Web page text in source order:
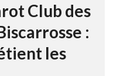
Club des
:
les